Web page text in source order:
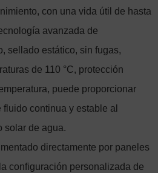
con una vida útil de hasta
avanzada de
sellado estático, sin fugas,
de 110 °C, protección
puede proporcionar
continua y estable al
solar de agua.
directamente por paneles
configuración personalizada de